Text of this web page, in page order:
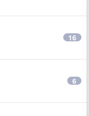
16
6